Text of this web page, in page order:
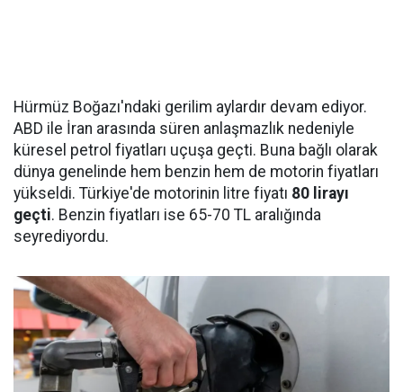
Hürmüz Boğazı'ndaki gerilim aylardır devam ediyor.
ABD ile İran arasında süren anlaşmazlık nedeniyle
küresel petrol fiyatları uçuşa geçti. Buna bağlı olarak
dünya genelinde hem benzin hem de motorin fiyatları
yükseldi. Türkiye'de motorinin litre fiyatı 80 lirayı
geçti. Benzin fiyatları ise 65-70 TL aralığında
seyrediyordu.